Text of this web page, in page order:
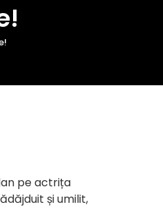
pe actrița
și umilit,